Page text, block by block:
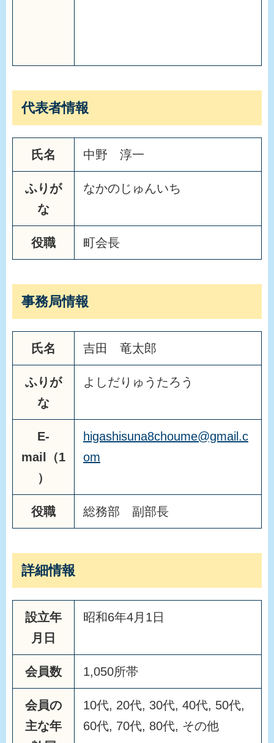
代表者情報
氏名 中野 淳一
ふりが
な
なかのじゅんいち
役職 町会長
事務局情報
氏名 吉田 竜太郎
ふりが
な
よしだりゅうたろう
E-
mail（1
）
higashisuna8choume@gmail.c
om
役職 総務部 副部長
詳細情報
設立年
月日
昭和6年4月1日
会員数 1,050所帯
会員の
主な年
10代, 20代, 30代, 40代, 50代,
60代, 70代, 80代, その他